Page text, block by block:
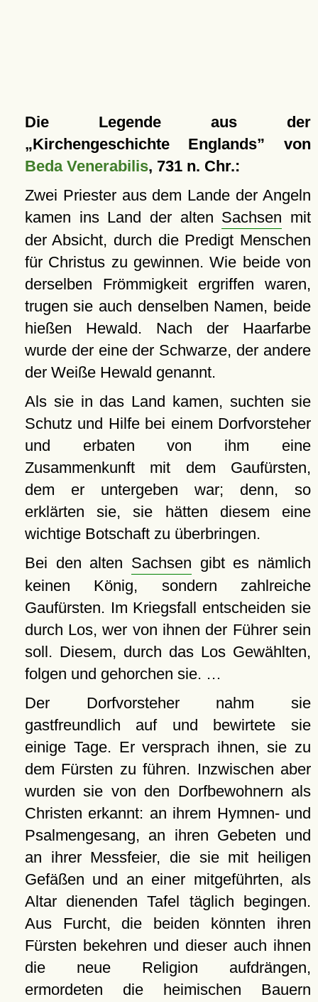
Die Legende aus der
Kirchengeschichte Englands
von
Beda Venerabilis, 731 n. Chr.:
Zwei Priester aus dem Lande der Angeln
kamen ins Land der alten Sachsen mit
der Absicht, durch die Predigt Menschen
für Christus zu gewinnen. Wie beide von
derselben Frömmigkeit ergriffen waren,
trugen sie auch denselben Namen, beide
hießen Hewald. Nach der Haarfarbe
wurde der eine der Schwarze, der andere
der Weiße Hewald genannt.
Als sie in das Land kamen, suchten sie
Schutz und Hilfe bei einem Dorfvorsteher
und erbaten von ihm eine
Zusammenkunft mit dem Gaufürsten,
dem er untergeben war; denn, so
erklärten sie, sie hätten diesem eine
wichtige Botschaft zu überbringen.
Bei den alten Sachsen gibt es nämlich
keinen König, sondern zahlreiche
Gaufürsten. Im Kriegsfall entscheiden sie
durch Los, wer von ihnen der Führer sein
soll. Diesem, durch das Los Gewählten,
folgen und gehorchen sie. …
Der Dorfvorsteher nahm sie
gastfreundlich auf und bewirtete sie
einige Tage. Er versprach ihnen, sie zu
dem Fürsten zu führen. Inzwischen aber
wurden sie von den Dorfbewohnern als
Christen erkannt: an ihrem Hymnen- und
Psalmengesang, an ihren Gebeten und
an ihrer Messfeier, die sie mit heiligen
Gefäßen und an einer mitgeführten, als
Altar dienenden Tafel täglich begingen.
Aus Furcht, die beiden könnten ihren
Fürsten bekehren und dieser auch ihnen
die neue Religion aufdrängen,
ermordeten die heimischen Bauern